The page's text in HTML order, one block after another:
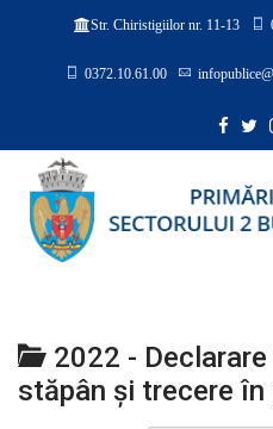
Str. Chiristigiilor nr. 11-13
0372.10.61.00
2022 -
stăpân şi trecere